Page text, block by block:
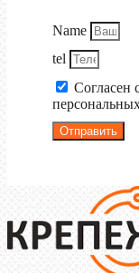
Name
tel
Согласен
Отправить